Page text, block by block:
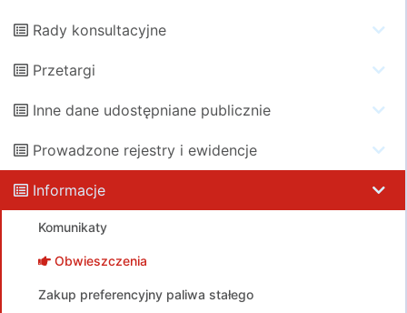
Rady konsultacyjne
Przetargi
Inne dane udostępniane publicznie
Prowadzone rejestry i ewidencje
Informacje
Komunikaty
Obwieszczenia
Zakup preferencyjny paliwa stałego